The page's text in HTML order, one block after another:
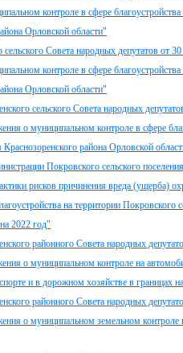
контроле в сфере благоустройства
Орловской области"
сельского Совета народных депутатов от
контроле в сфере благоустройства
Орловской области"
сельского Совета народных
о муниципальном контроле в сфере
Краснозоренского района Орловской
Покровского сельского
рисков причинения вреда (ущерба)
на территории Покровского
2022 год"
районного Совета народных
о муниципальном контроле на
и в дорожном хозяйстве в границах
районного Совета народных
о муниципальном земельном контроле